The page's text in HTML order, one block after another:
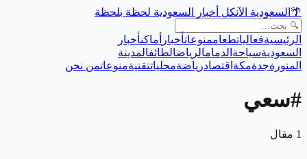
🌴 السعودية الآنكل أخبار السعودية لحظة بلحظة
الرئيسيةفعالياتطعاممنوعاتأخبار أماكنأخبار
السعوديةسياحة الدمامالرياضالطائفالمدينة
المنورةجدةمكة اقتصادرياضةمحلياتتقنيةمنوعاتمن نحن
#سعي
1 مقال